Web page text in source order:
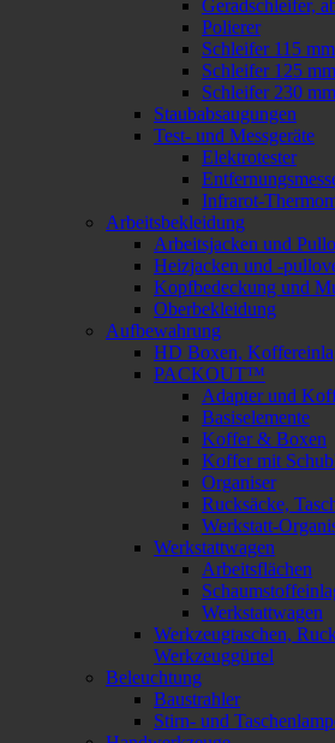
Geradschleifer,
Polierer
Schleifer 115 mm
Schleifer 125 mm
Schleifer 230 mm
Staubabsaugungen
Test- und Messgeräte
Elektrotester
Infrarot-
Arbeitsbekleidung
Arbeitsjacken und
Heizjacken und -
Kopfbedeckung und
Oberbekleidung
Aufbewahrung
HD Boxen,
PACKOUT™
Adapter und
Basiselemente
Koffer & Boxen
Koffer mit
Organiser
Rucksäcke,
Werkstatt-
Werkstattwagen
Arbeitsflächen
Werkstattwagen
Werkzeugtaschen,
Werkzeuggürtel
Beleuchtung
Baustrahler
Stirn- und